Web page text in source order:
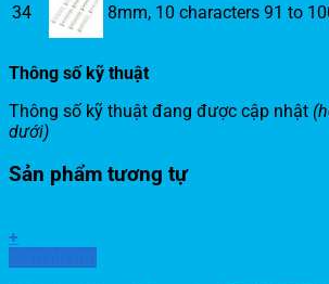
34 8mm, 10 characters 91 to
Thông số kỹ thuật
Thông số kỹ thuật đang được cập nhật
dưới)
Sản phẩm tương tự
+